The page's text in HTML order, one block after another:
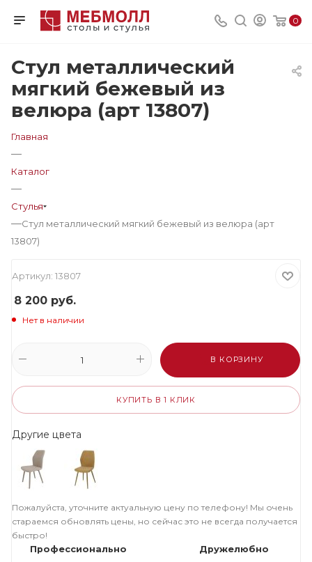
0
Стул металлический
мягкий бежевый из
велюра (арт 13807)
Главная
—
Каталог
—
Стулья
—Стул металлический мягкий бежевый из велюра (арт
13807)
Артикул: 13807
8 200 руб.
Нет в наличии
В КОРЗИНУ
КУПИТЬ В 1 КЛИК
Другие цвета
Пожалуйста, уточните актуальную цену по телефону! Мы очень
стараемся обновлять цены, но сейчас это не всегда получается
быстро!
Профессионально
Дружелюбно